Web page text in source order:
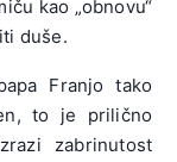
kao „obnovu“
duše.
Franjo tako
to je prilično
zabrinutost